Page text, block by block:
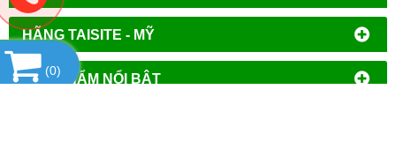
THƯỚC CẶP ĐIỆN TỬ
MITUTOYO MODEL:500-
196-30
Hàng có sẵn
(0)